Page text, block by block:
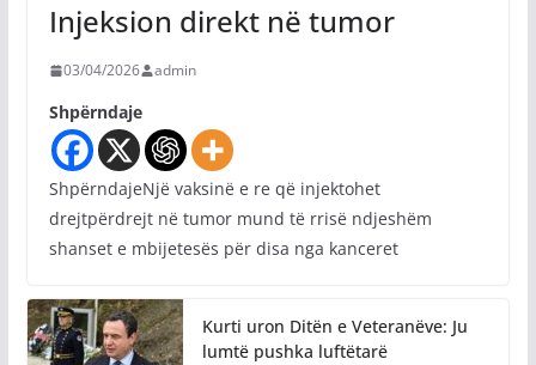
Injeksion direkt në tumor
03/04/2026 admin
Shpërndaje
ShpërndajeNjë vaksinë e re që injektohet
drejtpërdrejt në tumor mund të rrisë ndjeshëm
shanset e mbijetesës për disa nga kanceret
Kurti uron Ditën e Veteranëve: Ju
lumtë pushka luftëtarë